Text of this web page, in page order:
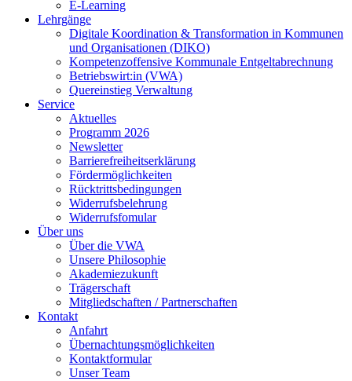
E-Learning
Lehrgänge
Digitale Koordination & Transformation in Kommunen
und Organisationen (DIKO)
Kompetenzoffensive Kommunale Entgeltabrechnung
Betriebswirt:in (VWA)
Quereinstieg Verwaltung
Service
Aktuelles
Programm 2026
Newsletter
Barrierefreiheitserklärung
Fördermöglichkeiten
Rücktrittsbedingungen
Widerrufsbelehrung
Widerrufsfomular
Über uns
Über die VWA
Unsere Philosophie
Akademiezukunft
Trägerschaft
Mitgliedschaften / Partnerschaften
Kontakt
Anfahrt
Übernachtungsmöglichkeiten
Kontaktformular
Unser Team